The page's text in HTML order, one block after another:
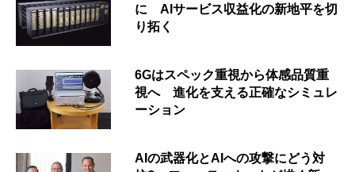
に AIサービス収益化の新地平を切
り拓く
6Gはスペック重視から体感品質重
視へ 進化を支える正確なシミュレ
ーション
AIの武器化とAIへの攻撃にどう対